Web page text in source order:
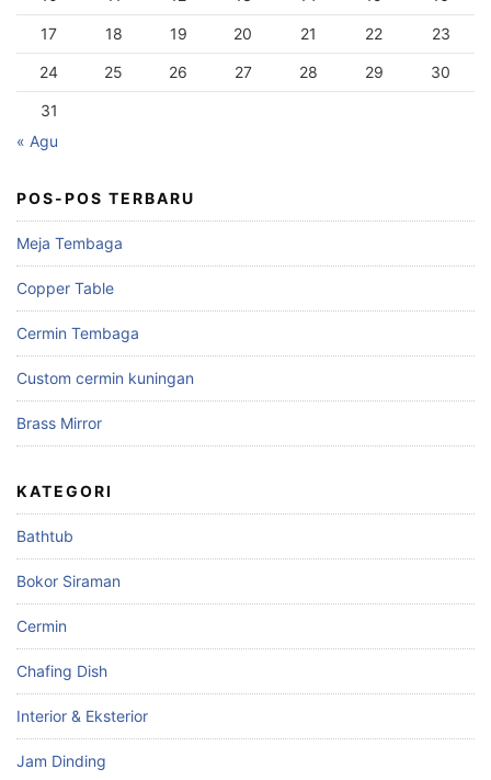
17 18 19 20 21 22 23
24 25 26 27 28 29 30
31
« Agu
POS-POS TERBARU
Meja Tembaga
Copper Table
Cermin Tembaga
Custom cermin kuningan
Brass Mirror
KATEGORI
Bathtub
Bokor Siraman
Cermin
Chafing Dish
Interior & Eksterior
Jam Dinding